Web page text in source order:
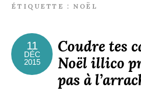
ÉTIQUETTE : NOËL
11
DÉC
2015
Coudre tes
Noël illico
pas à